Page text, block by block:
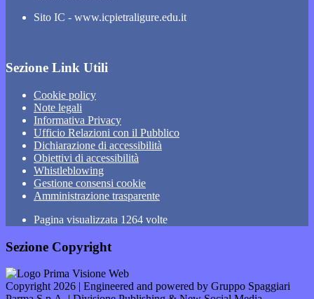
Sito IC - www.icpietraligure.edu.it
Sezione Link Utili
Cookie policy
Note legali
Informativa Privacy
Ufficio Relazioni con il Pubblico
Dichiarazione di accessibilità
Obiettivi di accessibilità
Whistleblowing
Gestione consensi cookie
Amministrazione trasparente
Pagina visualizzata 1264 volte
Sezione Copyright
Copyright 2026 | Engineered and powered by Gruppo Spaggiari